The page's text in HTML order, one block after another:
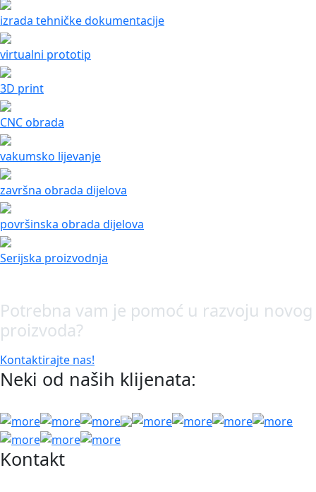
izrada tehničke dokumentacije
virtualni prototip
3D print
CNC obrada
vakumsko lijevanje
završna obrada dijelova
površinska obrada dijelova
Serijska proizvodnja
Potrebna vam je pomoć u razvoju novog
proizvoda?
Kontaktirajte nas!
Neki od naših klijenata:
Kontakt